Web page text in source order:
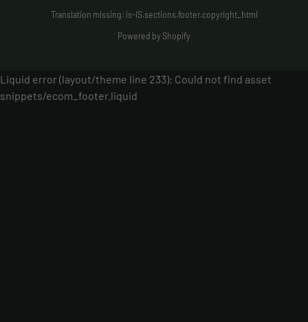
Translation missing: is-IS.sections.footer.copyright_html
Powered by Shopify
Liquid error (layout/theme line 233): Could not find asset
snippets/ecom_footer.liquid